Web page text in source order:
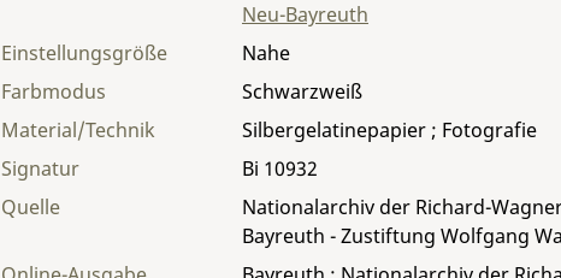
Material/Technik Silbergelatinepapier ; Fotografie
Einstellungsgröße
Nahe
Farbmodus
Schwarzweiß
Signatur
Bi 10932
Quelle
Nationalarchiv der Richard-
Bayreuth - Zustiftung Wolfgang
Neu-Bayreuth